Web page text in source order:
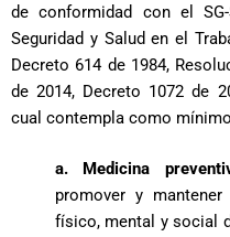
de conformidad con el
Seguridad y Salud en el
Decreto 614 de 1984,
de 2014, Decreto 1072 de
cual contempla como
a. Medicina
promover y
físico, mental y social